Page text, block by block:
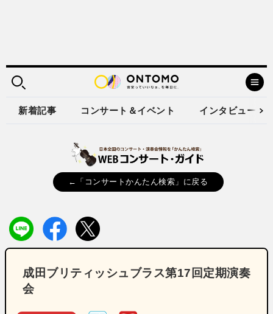
新着記事 コンサート＆イベント インタビュー
←「コンサートかんたん検索」に戻る
成田ブリティッシュブラス第17回定期演奏
会